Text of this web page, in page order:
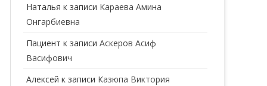
ПЕРИНАТАЛЬНЫЙ ПСИХОЛОГ
МАССАЖИСТ
НАРКОЛОГ
Наталья к записи Караева Амина
Онгарбиевна
Пациент к записиАскеров Асиф
Васифович
Алексей к записи Казюпа Виктория